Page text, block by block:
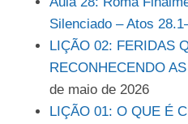
Silenciado – Atos
LIÇÃO 02: FERIDAS
RECONHECENDO
de maio de 2026
LIÇÃO 01: O QUE É